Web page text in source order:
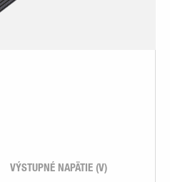
VÝSTUPNÉ NAPÄTIE (V)